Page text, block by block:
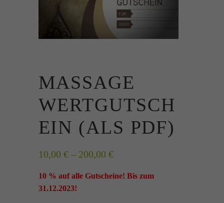
MASSAGE
WERTGUTSCH
EIN (ALS PDF)
10,00 € – 200,00 €Preisspanne:
bis
10 % auf alle Gutscheine! Bis zum
31.12.2023!